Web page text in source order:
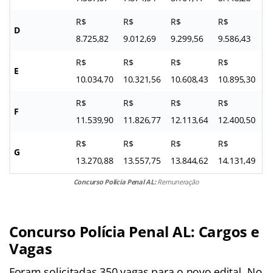
D
R$
8.725,82
R$
9.012,69
R$
9.299,56
R$
9.586,43
E
R$
10.034,70
R$
10.321,56
R$
10.608,43
R$
10.895,30
F
R$
11.539,90
R$
11.826,77
R$
12.113,64
R$
12.400,50
G
R$
13.270,88
R$
13.557,75
R$
13.844,62
R$
14.131,49
Concurso Polícia Penal AL:Remuneração
Concurso Polícia Penal AL: Cargos e
Vagas